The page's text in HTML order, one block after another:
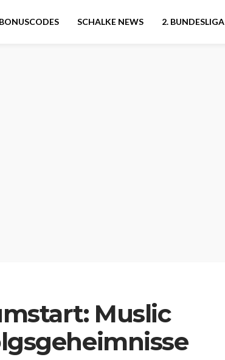
BONUSCODES SCHALKE NEWS 2. BUNDESLIGA
Muslic